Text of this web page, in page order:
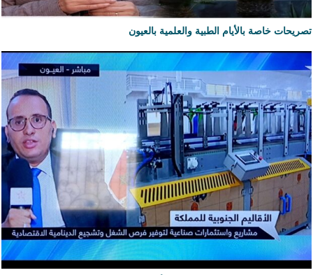
تصريحات خاصة بالأيام الطبية والعلمية بالعيون